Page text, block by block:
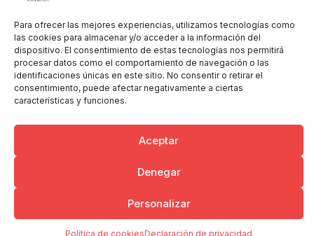
Para ofrecer las mejores experiencias, utilizamos tecnologías como
las cookies para almacenar y/o acceder a la información del
dispositivo. El consentimiento de estas tecnologías nos permitirá
procesar datos como el comportamiento de navegación o las
identificaciones únicas en este sitio. No consentir o retirar el
consentimiento, puede afectar negativamente a ciertas
características y funciones.
Aceptar
Denegar
Personalizar
Política de cookiesDeclaración de privacidad